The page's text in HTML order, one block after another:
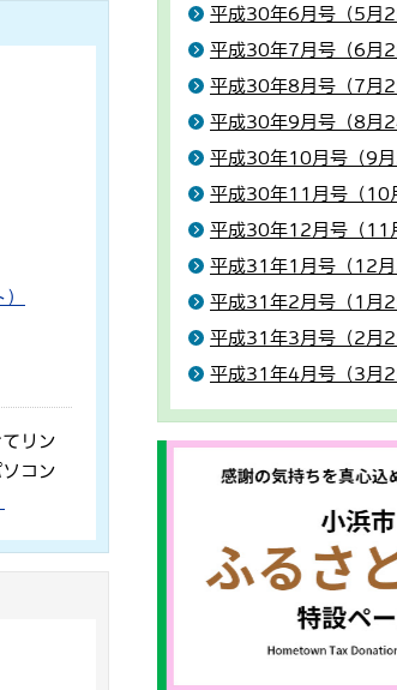
リン
コン
平成30年6月号（5月
平成30年7月号（6月
平成30年8月号（7月
平成30年9月号（8月
平成30年10月号（9月
平成30年11月号（10
平成30年12月号（11
平成31年1月号（12月
平成31年2月号（1月
平成31年3月号（2月
平成31年4月号（3月